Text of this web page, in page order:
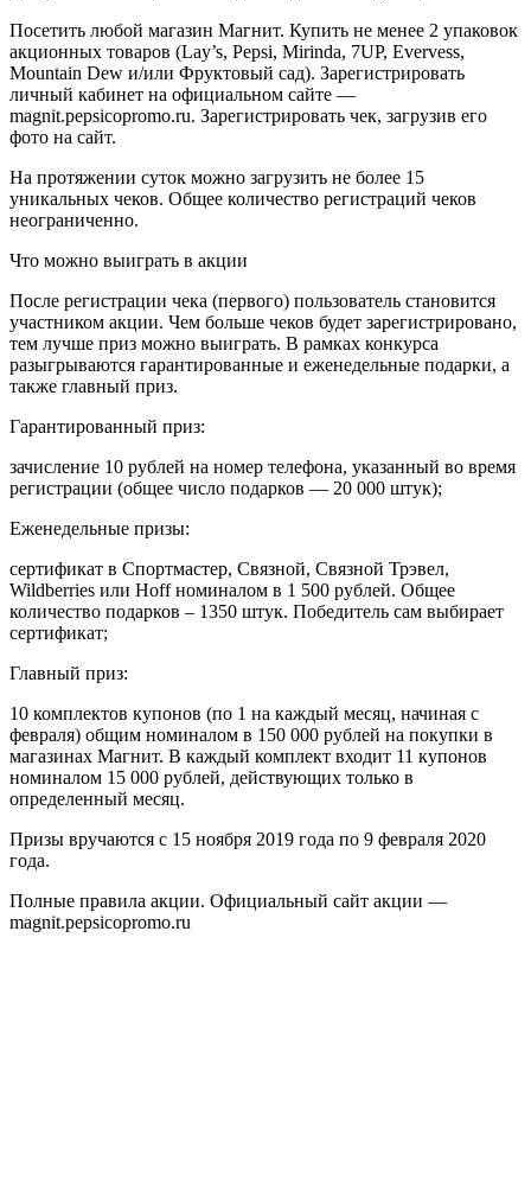
Посетить любой магазин Магнит. Купить не менее 2 упаковок
акционных товаров (Lay’s, Pepsi, Mirinda, 7UP, Evervess,
Mountain Dew и/или Фруктовый сад). Зарегистрировать
личный кабинет на официальном сайте —
magnit.pepsicopromo.ru. Зарегистрировать чек, загрузив его
фото на сайт.
На протяжении суток можно загрузить не более 15
уникальных чеков. Общее количество регистраций чеков
неограниченно.
Что можно выиграть в акции
После регистрации чека (первого) пользователь становится
участником акции. Чем больше чеков будет зарегистрировано,
тем лучше приз можно выиграть. В рамках конкурса
разыгрываются гарантированные и еженедельные подарки, а
также главный приз.
Гарантированный приз:
зачисление 10 рублей на номер телефона, указанный во время
регистрации (общее число подарков — 20 000 штук);
Еженедельные призы:
сертификат в Спортмастер, Связной, Связной Трэвел,
Wildberries или Hoff номиналом в 1 500 рублей. Общее
количество подарков – 1350 штук. Победитель сам выбирает
сертификат;
Главный приз:
10 комплектов купонов (по 1 на каждый месяц, начиная с
февраля) общим номиналом в 150 000 рублей на покупки в
магазинах Магнит. В каждый комплект входит 11 купонов
номиналом 15 000 рублей, действующих только в
определенный месяц.
Призы вручаются с 15 ноября 2019 года по 9 февраля 2020
года.
Полные правила акции. Официальный сайт акции —
magnit.pepsicopromo.ru